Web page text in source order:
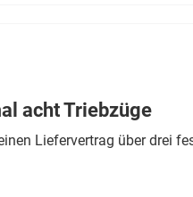
acht Triebzüge
Liefervertrag über drei